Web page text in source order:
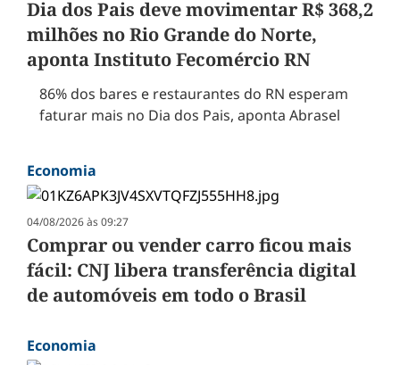
Dia dos Pais deve movimentar R$ 368,2
milhões no Rio Grande do Norte,
aponta Instituto Fecomércio RN
86% dos bares e restaurantes do RN esperam
faturar mais no Dia dos Pais, aponta Abrasel
Economia
04/08/2026 às 09:27
Comprar ou vender carro ficou mais
fácil: CNJ libera transferência digital
de automóveis em todo o Brasil
Economia